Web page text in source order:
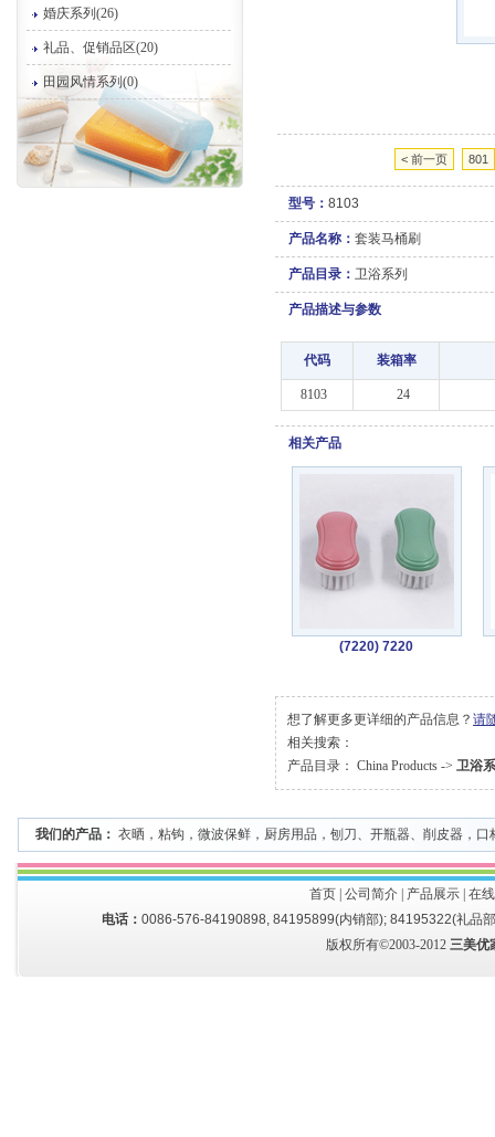
婚庆系列(26)
礼品、促销品区(20)
田园风情系列(0)
< 前一页 801
型号： 8103
产品名称： 套装马桶刷
产品目录： 卫浴系列
产品描述与参数
代码 装箱率
8103 24
相关产品
(7220) 7220
想了解更多更详细的产品信息？ 请
相关搜索：
产品目录： China Products -> 卫浴
我们的产品： 衣晒 ， 粘钩 ， 微波保鲜 ， 厨房用品 ， 刨刀、开瓶器、削皮器 ， 口
首页| 公司简介| 产品展示| 在
电话： 0086-576-84190898, 84195899(内销部); 84195322(礼品
版权所有©2003-2012 三美优